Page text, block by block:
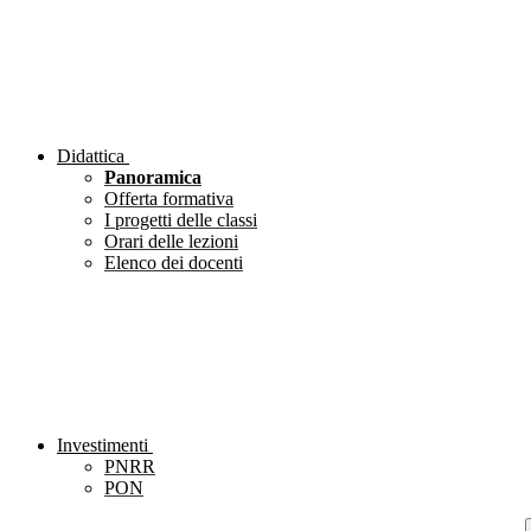
Didattica
Panoramica
Offerta formativa
I progetti delle classi
Orari delle lezioni
Elenco dei docenti
Investimenti
PNRR
PON